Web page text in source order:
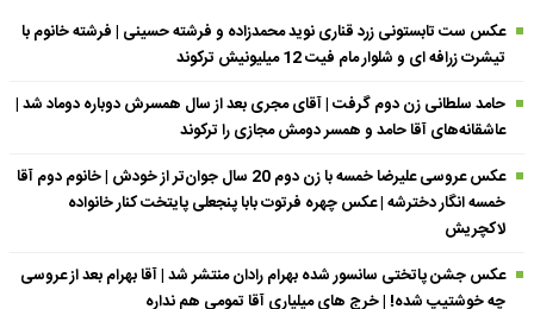
عکس ست تابستونی زرد قناری نوید محمدزاده و فرشته حسینی | فرشته خانوم با
تیشرت زرافه ای و شلوار مام فیت 12 میلیونیش ترکوند
حامد سلطانی زن دوم گرفت | آقای مجری بعد از سال همسرش دوباره دوماد شد |
عاشقانه‌های آقا حامد و همسر دومش مجازی را ترکوند
عکس عروسی علیرضا خمسه با زن دوم 20 سال جوان‌تر از خودش | خانوم دوم آقا
خمسه انگار دخترشه | عکس چهره فرتوت بابا پنجعلی پایتخت کنار خانواده
لاکچریش
عکس جشن پاتختی سانسور شده بهرام رادان منتشر شد | آقا بهرام بعد از عروسی
چه خوشتیپ شده! | خرج های میلیاری آقا تمومی هم نداره